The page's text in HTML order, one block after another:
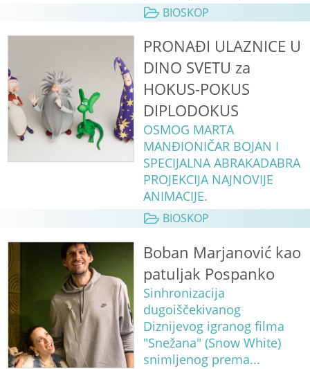
BIOSKOP
PRONAĐI ULAZNICE U
DINO SVETU za
HOKUS-POKUS
DIPLODOKUS
OSMOG MARTA
MANĐIONIČAR BOJAN I
SPECIJALNA ABRAKADABRA
PROJEKCIJA NAJNOVIJE
ANIMACIJE.
BIOSKOP
Boban Marjanović kao
patuljak Pospanko
Sinhronizacija
dugoiščekivanog
Diznijevog igranog filma
"Snežana" (Snow White)
snimljenog prema...